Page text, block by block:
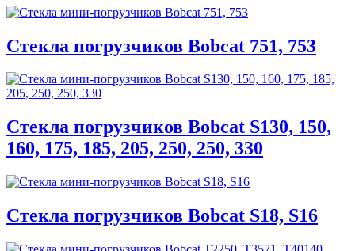
Стекла погрузчиков Bobcat 751, 753
Стекла погрузчиков Bobcat S130, 150,
160, 175, 185, 205, 250, 250, 330
Стекла погрузчиков Bobcat S18, S16